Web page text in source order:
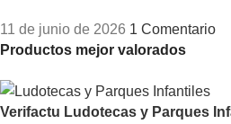
11 de junio de 2026 1 Comentario
Productos mejor valorados
Verifactu Ludotecas y Parques